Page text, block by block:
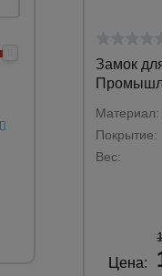
и стремянки
комплекты
аппараты
пушки
Замок
Материал:
Покрытие:
Вес:
Цена: